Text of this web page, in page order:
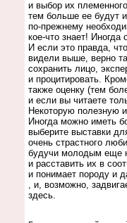
и выбор их
тем больше ее будут
по-прежнему
кое-что знает! Иногда
И если это правда,
видели выше, верно
сохранить лицо,
и процитировать.
также оценку (тем
и если вы читаете
Некоторую полезную
Иногда можно иметь
выберите выставки
очень страстного
будучи молодым еще
и расставить их в
и понимает породу и
, и, возможно,
здесь.